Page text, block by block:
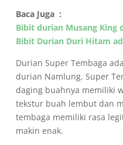
Baca Juga :
Bibit durian Musang King
Bibit Durian Duri Hitam
Durian Super Tembaga
durian Namlung. Super
daging buahnya memiliki
tekstur buah lembut dan
tembaga memiliki rasa
makin enak.